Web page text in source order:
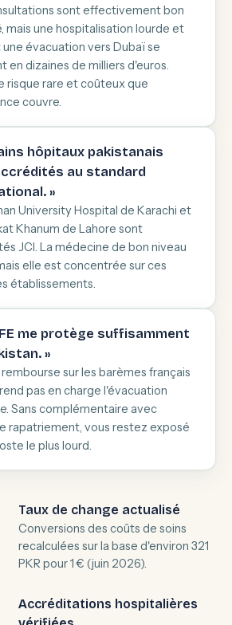
sont effectivement bon
mais une hospitalisation lourde et
évacuation vers Dubaï se
en dizaines de milliers d'euros.
risque rare et coûteux que
couvre.
hôpitaux pakistanais
au standard
»
University Hospital de Karachi et
Khanum de Lahore sont
JCI. La médecine de bon niveau
elle est concentrée sur ces
établissements.
me protège suffisamment
»
rembourse sur les barèmes français
pas en charge l'évacuation
Sans complémentaire avec
rapatriement, vous restez exposé
le plus lourd.
Taux de change actualisé
Conversions des coûts de soins
recalculées sur la base d'environ 321
PKR pour 1 € (juin 2026).
Accréditations hospitalières